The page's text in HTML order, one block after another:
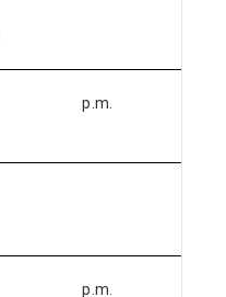
p.m.
p.m.